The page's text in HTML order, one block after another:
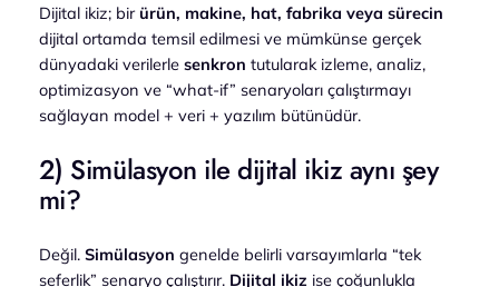
Dijital ikiz; bir ürün, makine, hat, fabrika veya sürecin
dijital ortamda temsil edilmesi ve mümkünse gerçek
dünyadaki verilerle senkron tutularak izleme, analiz,
optimizasyon ve “what-if” senaryoları çalıştırmayı
sağlayan model + veri + yazılım bütünüdür.
2) Simülasyon ile dijital ikiz aynı şey
mi?
Değil. Simülasyon genelde belirli varsayımlarla “tek
seferlik” senaryo çalıştırır. Dijital ikiz ise çoğunlukla